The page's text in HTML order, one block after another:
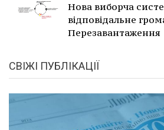
Нова виборча
відповідальне
Перезавантаження
СВІЖІ ПУБЛІКАЦІЇ